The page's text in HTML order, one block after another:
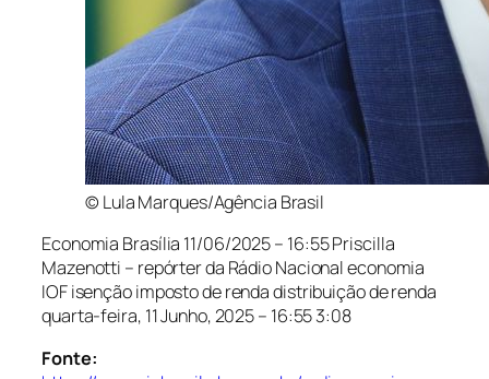
© Lula Marques/Agência Brasil
Economia Brasília 11/06/2025 – 16:55Priscilla
Mazenotti – repórter da Rádio Nacional economia
IOF isenção imposto de renda distribuição de renda
quarta-feira, 11 Junho, 2025 – 16:553:08
Fonte: